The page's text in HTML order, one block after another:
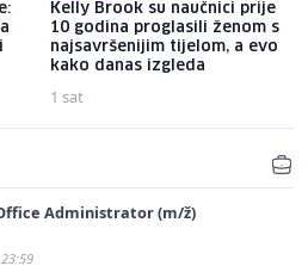
Kelly Brook su naučnici prije
10 godina proglasili ženom s
najsavršenijim tijelom, a evo
kako danas izgleda
1 sat
Administrator (m/ž)